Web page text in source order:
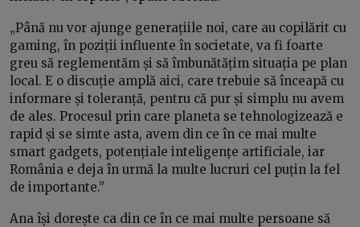
„Până nu vor ajunge generațiile noi, care au copilărit cu
gaming, în poziții influente în societate, va fi foarte
greu să reglementăm și să îmbunătățim situația pe plan
local. E o discuție amplă aici, care trebuie să înceapă cu
informare și toleranță, pentru că pur și simplu nu avem
de ales. Procesul prin care planeta se tehnologizează e
rapid și se simte asta, avem din ce în ce mai multe
smart gadgets, potențiale inteligențe artificiale, iar
România e deja în urmă la multe lucruri cel puțin la fel
de importante.”
Ana își dorește ca din ce în ce mai multe persoane să